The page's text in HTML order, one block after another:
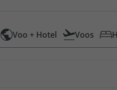
Voo + Hotel Voos